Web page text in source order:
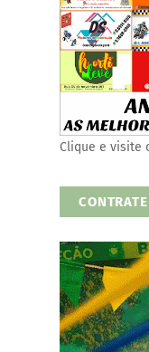
Clique e visite